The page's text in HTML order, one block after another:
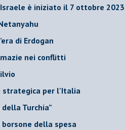
è iniziato il 7 ottobre 2023
di Erdogan
nei conflitti
strategica per l'Italia
Turchia”
della spesa